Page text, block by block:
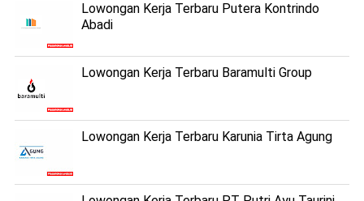
Lowongan Kerja Terbaru Putera Kontrindo
Abadi
Lowongan Kerja Terbaru Baramulti Group
Lowongan Kerja Terbaru Karunia Tirta Agung